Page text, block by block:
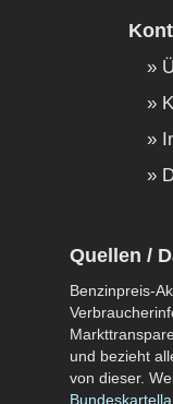
Quellen /
Benzinpreis-
und bezieht
von dieser.